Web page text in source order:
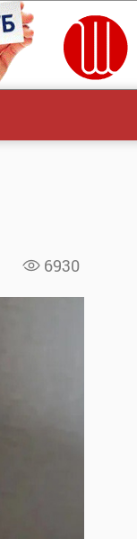
6930